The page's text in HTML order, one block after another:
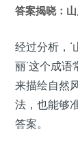
答案揭晓：
经过分析，‘
丽’这个成
来描绘自然
法，也能够
答案。